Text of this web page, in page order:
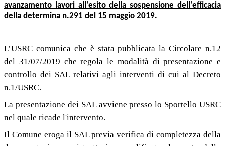
avanzamento lavori all'esito della sospensione dell'efficacia
della determina n.291 del 15 maggio 2019.
L’USRC comunica che è stata pubblicata la Circolare n.12
del 31/07/2019 che regola le modalità di presentazione e
controllo dei SAL relativi agli interventi di cui al Decreto
n.1/USRC.
La presentazione dei SAL avviene presso lo Sportello USRC
nel quale ricade l'intervento.
Il Comune eroga il SAL previa verifica di completezza della